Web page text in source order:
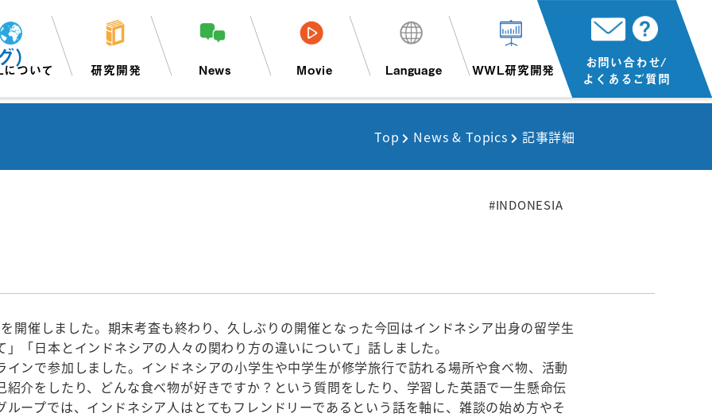
ついて 研究開発 News Movie Language WWL研究開発
お問い合わせ/
よくあるご質問
Top News & Topics 記事詳細
#INDONESIA
開催しました。期末考査も終わり、久しぶりの開催となった今回はインドネシア出身の留学生
「日本とインドネシアの人々の関わり方の違いについて」話しました。
ンで参加しました。インドネシアの小学生や中学生が修学旅行で訪れる場所や食べ物、活動
介をしたり、どんな食べ物が好きですか？という質問をしたり、学習した英語で一生懸命伝
ープでは、インドネシア人はとてもフレンドリーであるという話を軸に、雑談の始め方やそ